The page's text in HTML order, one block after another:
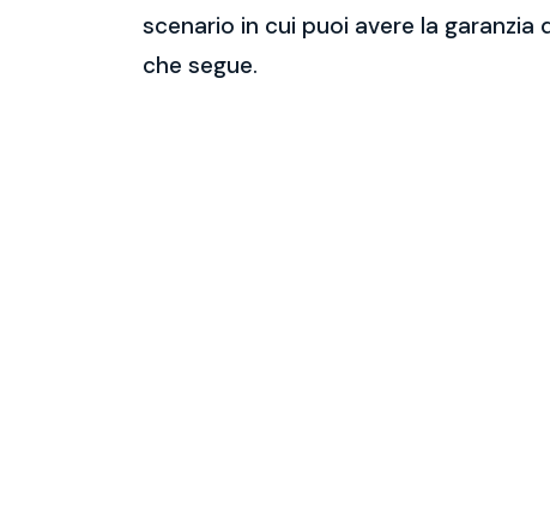
scenario in cui puoi avere la
che segue.